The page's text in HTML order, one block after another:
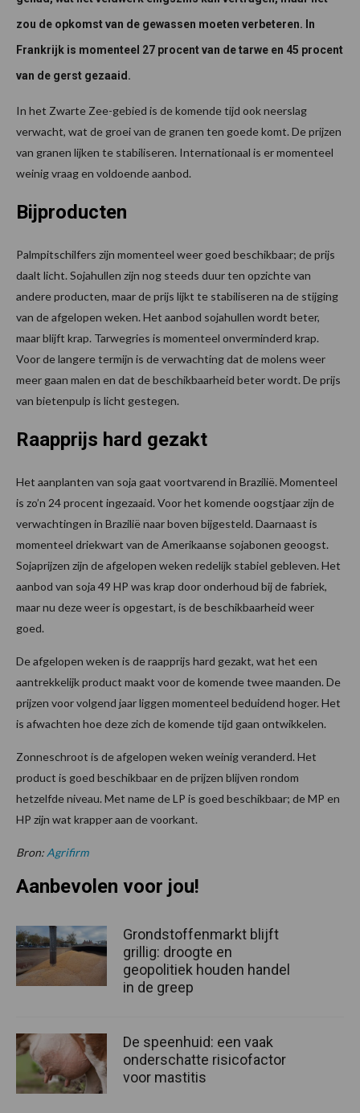
zou de opkomst van de gewassen moeten verbeteren. In
Frankrijk is momenteel 27 procent van de tarwe en 45 procent
van de gerst gezaaid.
In het Zwarte Zee-gebied is de komende tijd ook neerslag
verwacht, wat de groei van de granen ten goede komt. De prijzen
van granen lijken te stabiliseren. Internationaal is er momenteel
weinig vraag en voldoende aanbod.
Bijproducten
Palmpitschilfers zijn momenteel weer goed beschikbaar; de prijs
daalt licht. Sojahullen zijn nog steeds duur ten opzichte van
andere producten, maar de prijs lijkt te stabiliseren na de stijging
van de afgelopen weken. Het aanbod sojahullen wordt beter,
maar blijft krap. Tarwegries is momenteel onverminderd krap.
Voor de langere termijn is de verwachting dat de molens weer
meer gaan malen en dat de beschikbaarheid beter wordt. De prijs
van bietenpulp is licht gestegen.
Raapprijs hard gezakt
Het aanplanten van soja gaat voortvarend in Brazilië. Momenteel
is zo’n 24 procent ingezaaid. Voor het komende oogstjaar zijn de
verwachtingen in Brazilië naar boven bijgesteld. Daarnaast is
momenteel driekwart van de Amerikaanse sojabonen geoogst.
Sojaprijzen zijn de afgelopen weken redelijk stabiel gebleven. Het
aanbod van soja 49 HP was krap door onderhoud bij de fabriek,
maar nu deze weer is opgestart, is de beschikbaarheid weer
goed.
De afgelopen weken is de raapprijs hard gezakt, wat het een
aantrekkelijk product maakt voor de komende twee maanden. De
prijzen voor volgend jaar liggen momenteel beduidend hoger. Het
is afwachten hoe deze zich de komende tijd gaan ontwikkelen.
Zonneschroot is de afgelopen weken weinig veranderd. Het
product is goed beschikbaar en de prijzen blijven rondom
hetzelfde niveau. Met name de LP is goed beschikbaar; de MP en
HP zijn wat krapper aan de voorkant.
Bron: Agrifirm
Aanbevolen voor jou!
Grondstoffenmarkt blijft
grillig: droogte en
geopolitiek houden handel
in de greep
De speenhuid: een vaak
onderschatte risicofactor
voor mastitis